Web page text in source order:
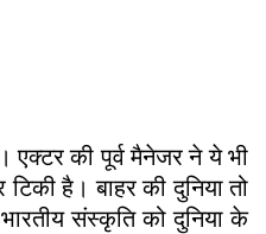
एक्टर की पूर्व मैनेजर ने ये भी
है। बाहर की दुनिया तो
संस्कृति को दुनिया के